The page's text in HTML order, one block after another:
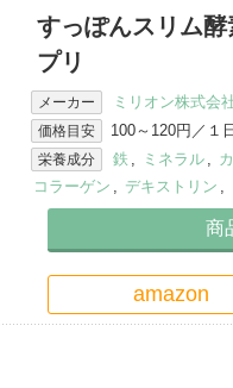
すっぽんスリム
プリ
メーカー ミリオン株式会
価格目安 100～120円／１
栄養成分 鉄 , ミネラル ,
コラーゲン , デキストリン ,
商
amazon